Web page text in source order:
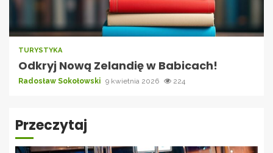
TURYSTYKA
Odkryj Nową Zelandię w Babicach!
Radosław Sokołowski 9 kwietnia 2026 224
Przeczytaj